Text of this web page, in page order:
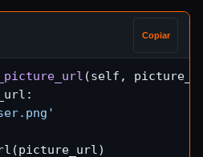
Copiar
(self,